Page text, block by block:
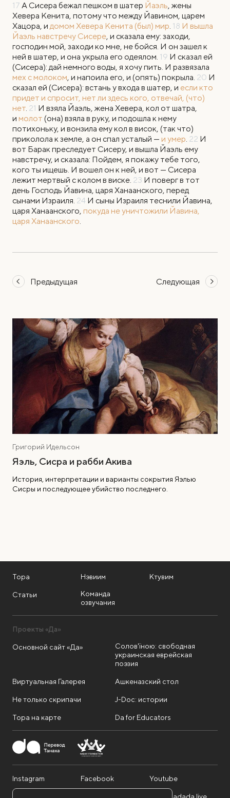
17 А Сисера бежал пешком в шатер Йаэль, жены
Хевера Кенита, потому что между Йавином, царем
Хацора, и домом Хевера Кенита (был) мир. 18 И вышла
Йаэль навстречу Сисере, и сказала ему: заходи,
господин мой, заходи ко мне, не бойся. И он зашел к
ней в шатер, и она укрыла его одеялом. 19 И сказал ей
(Сисера): дай немного воды, я хочу пить. И развязала
мех с молоком, и напоила его, и (опять) покрыла. 20 И
сказал ей (Сисера): встань у входа в шатер, и если кто
придет и спросит, нет ли здесь кого, отвечай, (что)
нет. 21 И взяла Йаэль, жена Хевера, кол от шатра,
и молот (она) взяла в руку, и подошла к нему
потихоньку, и вонзила ему кол в висок, (так что)
приколола к земле, а он спал усталый — и умер. 22 И
вот Барак преследует Сисеру, и вышла Йаэль ему
навстречу, и сказала: Пойдем, я покажу тебе того,
кого ты ищешь. И вошел он к ней, и вот — Сисера
лежит мертвый с колом в виске. 23 И поверг в тот
день Господь Йавина, царя Ханаанского, перед
сынами Израиля. 24 И сыны Израиля теснили Йавина,
царя Ханаанского, покуда не уничтожили Йавина,
царя Ханаанского.
Предыдущая Следующая
Григорий Идельсон
Яэль, Сисра и рабби Акива
История, интерпретации и варианты сокрытия Яэлью
Сисры и последующее убийство последнего.
Тора Нэвиим Ктувим
Статьи
Команда
озвучания
Проекты «Да»
Основной сайт «Да»
Солов'їною: свободная
украинская еврейская
поэзия
Виртуальная Галерея Ашкеназский стол
Не только скрипачи J-Doc: истории
Тора на карте Da for Educators
Instagram Facebook Youtube